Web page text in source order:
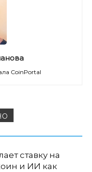
CoinPortal
ставку на
и ИИ как